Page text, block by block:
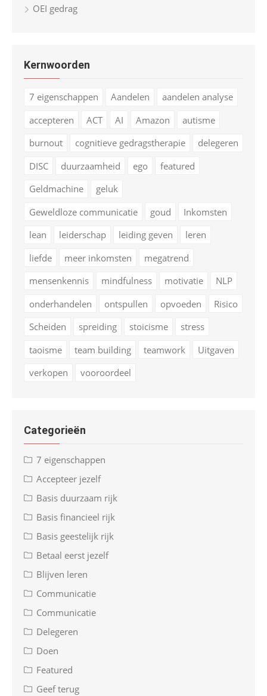
OEI gedrag
Kernwoorden
7 eigenschappen Aandelen
aandelen analyse
accepteren
ACT AI Amazon
autisme
burnout
cognitieve gedragstherapie
delegeren
DISC
duurzaamheid ego
featured
Geldmachine
geluk
Geweldloze communicatie
goud
Inkomsten
lean
leiderschap leiding geven
leren
liefde
meer inkomsten
megatrend
mensenkennis
mindfulness motivatie
NLP
onderhandelen
ontspullen opvoeden
Risico
Scheiden
spreiding stoicisme
stress
taoisme
team building teamwork
Uitgaven
verkopen
vooroordeel
Categorieën
7 eigenschappen
Accepteer jezelf
Basis duurzaam rijk
Basis financieel rijk
Basis geestelijk rijk
Betaal eerst jezelf
Blijven leren
Communicatie
Communicatie
Delegeren
Doen
Featured
Geef terug